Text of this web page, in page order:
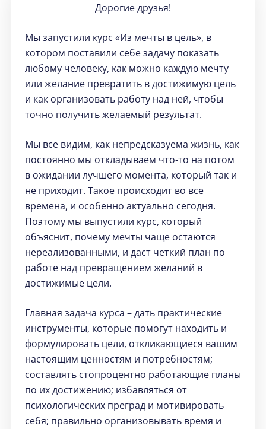
Дорогие друзья!
Мы запустили курс «Из мечты в цель», в
котором поставили себе задачу показать
любому человеку, как можно каждую мечту
или желание превратить в достижимую цель
и как организовать работу над ней, чтобы
точно получить желаемый результат.
Мы все видим, как непредсказуема жизнь, как
постоянно мы откладываем что-то на потом
в ожидании лучшего момента, который так и
не приходит. Такое происходит во все
времена, и особенно актуально сегодня.
Поэтому мы выпустили курс, который
объяснит, почему мечты чаще остаются
нереализованными, и даст четкий план по
работе над превращением желаний в
достижимые цели.
Главная задача курса – дать практические
инструменты, которые помогут находить и
формулировать цели, откликающиеся вашим
настоящим ценностям и потребностям;
составлять стопроцентно работающие планы
по их достижению; избавляться от
психологических преград и мотивировать
себя; правильно организовывать время и